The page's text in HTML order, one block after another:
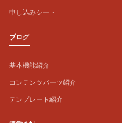
申し込みシート
ブログ
基本機能紹介
コンテンツパーツ紹介
テンプレート紹介